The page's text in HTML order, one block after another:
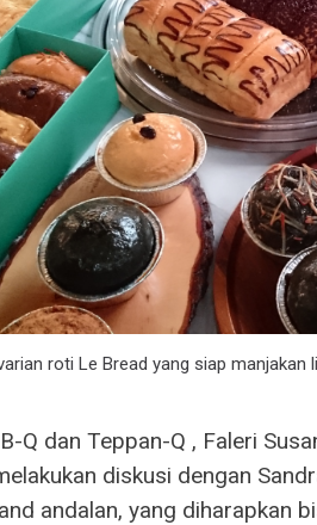
roti Le Bread yang siap
Q dan Teppan-Q , Faleri
diskusi dengan
andalan, yang diharapkan